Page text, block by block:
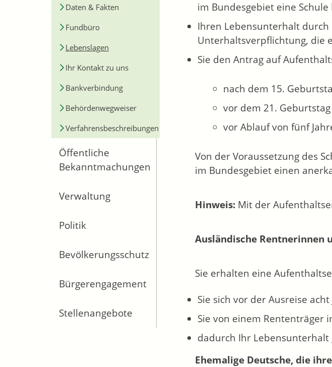
Daten & Fakten
Fundbüro
Lebenslagen
Ihr Kontakt zu uns
Bankverbindung
Behördenwegweiser
Verfahrensbeschreibungen
Öffentliche
Bekanntmachungen
Verwaltung
Politik
Bevölkerungsschutz
Bürgerengagement
Stellenangebote
im Bundesgebiet eine
Ihren Lebensunterhalt
Unterhaltsverpflichtung, die
Sie den Antrag auf
nach dem 15.
vor dem 21.
vor Ablauf von fünf
Von der Voraussetzung des
im Bundesgebiet einen
Hinweis: Mit der
Ausländische Rentnerinnen
Sie erhalten eine
Sie sich vor der Ausreise
Sie von einem Rententräger
dadurch Ihr Lebensunterhalt
Ehemalige Deutsche, die